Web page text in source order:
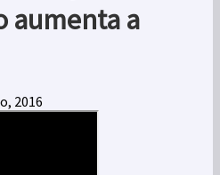
aumenta a
2016